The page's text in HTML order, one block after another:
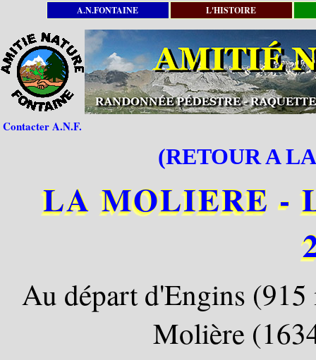
A.N.FONTAINE L'HISTOIRE
Contacter A.N.F.
(RETOUR A
LA MOLIERE -
Au départ d'Engins (915
Molière